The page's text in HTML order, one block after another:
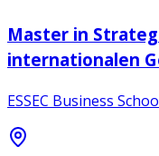
Master in
internationalen
ESSEC Business